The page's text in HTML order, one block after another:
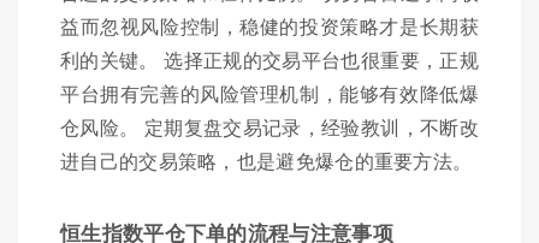
益而忽视风险控制，稳健的投资策略才是长期获
利的关键。 选择正规的交易平台也很重要，正规
平台拥有完善的风险管理机制，能够有效降低爆
仓风险。 定期复盘交易记录，经验教训，不断改
进自己的交易策略，也是避免爆仓的重要方法。
恒生指数平仓下单的流程与注意事项